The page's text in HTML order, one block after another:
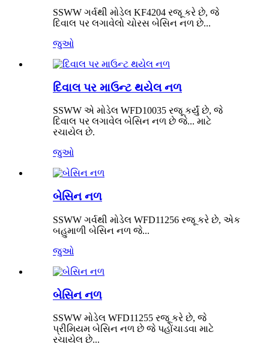
SSWW ગર્વથી મોડેલ KF4204 રજૂ કરે છે, જે
દિવાલ પર લગાવેલો ચોરસ બેસિન નળ છે...
જુઓ
દિવાલ પર માઉન્ટ થયેલ નળ
SSWW એ મોડેલ WFD10035 રજૂ કર્યું છે, જે
દિવાલ પર લગાવેલ બેસિન નળ છે જે... માટે
રચાયેલ છે.
જુઓ
બેસિન નળ
SSWW ગર્વથી મોડેલ WFD11256 રજૂ કરે છે, એક
બહુમાળી બેસિન નળ જે...
જુઓ
બેસિન નળ
SSWW મોડેલ WFD11255 રજૂ કરે છે, જે
પ્રીમિયમ બેસિન નળ છે જે પહોંચાડવા માટે
રચાયેલ છે...